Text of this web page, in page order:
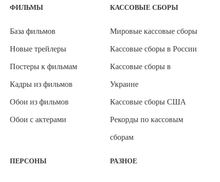
ФИЛЬМЫ
База фильмов
Новые трейлеры
Постеры к фильмам
Кадры из фильмов
Обои из фильмов
Обои с актерами
КАССОВЫЕ СБОРЫ
Мировые кассовые сборы
Кассовые сборы в России
Кассовые сборы в
Украине
Кассовые сборы США
Рекорды по кассовым
сборам
ПЕРСОНЫ РАЗНОЕ